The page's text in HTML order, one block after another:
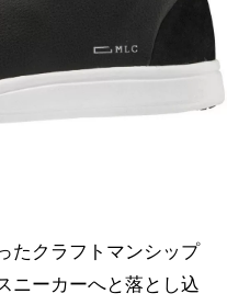
たクラフトマンシップ
ニーカーへと落とし込